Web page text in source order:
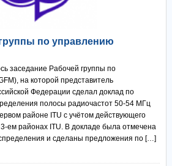
по управлению
заседание Рабочей группы по
на которой представитель
Федерации сделал доклад по
полосы радиочастот 50-54 МГц
районе ITU с учётом действующего
ем районах ITU. В докладе была отмечена
и сделаны предложения по […]